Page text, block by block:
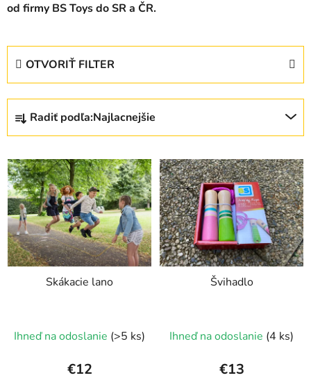
od firmy BS Toys do SR a ČR.
OTVORIŤ FILTER
R
d
e
n
i
e
p
r
o
Radiť podľa:Najlacnejšie
V
ý
p
i
s
p
r
k
Skákacie lano
Ihneď na odoslanie (>5 ks)
€12
Švihadlo
Ihneď na odoslanie (4 ks)
€13